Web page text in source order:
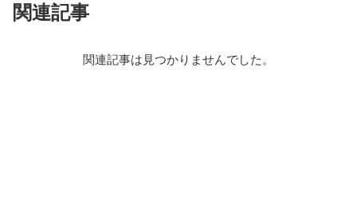
関連記事
関連記事は見つかりませんでした。